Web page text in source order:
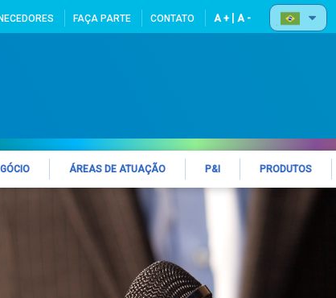
FAÇA PARTE CONTATO A + A -
ÁREAS DE ATUAÇÃO P&I PRODUTOS